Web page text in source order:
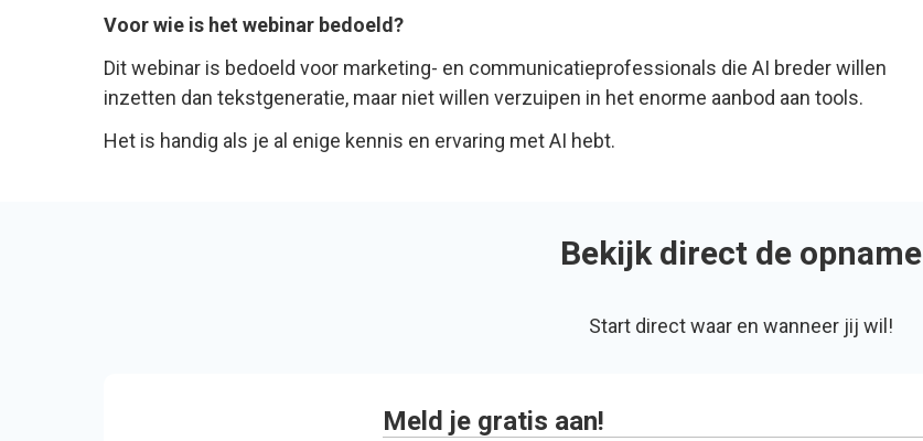
Voor wie is het webinar bedoeld?
Dit webinar is bedoeld voor marketing- en communicatieprofessionals die AI breder willen
inzetten dan tekstgeneratie, maar niet willen verzuipen in het enorme aanbod aan tools.
Het is handig als je al enige kennis en ervaring met AI hebt.
Bekijk direct de opname
Start direct waar en wanneer jij wil!
Meld je gratis aan!